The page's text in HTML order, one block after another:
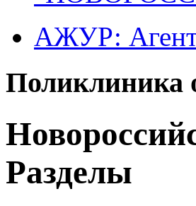
АЖУР:
Поликлиника
Разделы